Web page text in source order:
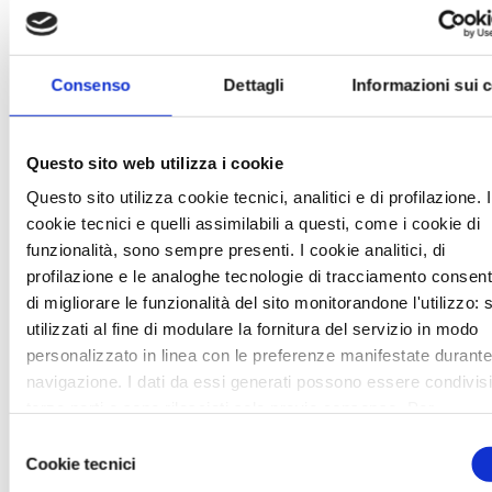
Consenso Dettagli Informazioni sui
Questo sito web utilizza i cookie
Questo sito utilizza cookie tecnici, analitici e di profilazione. I
cookie tecnici e quelli assimilabili a questi, come i cookie di
funzionalità, sono sempre presenti. I cookie analitici, di
profilazione e le analoghe tecnologie di tracciamento
di migliorare le funzionalità del sito monitorandone l'utilizzo:
utilizzati al fine di modulare la fornitura del servizio in modo
personalizzato in linea con le preferenze manifestate
navigazione. I dati da essi generati possono essere
tutti i cookie". Per differenziare le preferenze e negare il
cliccare su "Personalizza cookie". Cliccare su "Usa solo
delCookie tecnici
mercoledì 22 apr 2020